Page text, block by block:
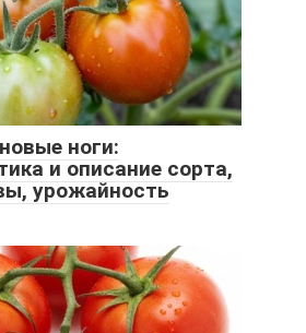
ноги:
и описание сорта,
урожайность